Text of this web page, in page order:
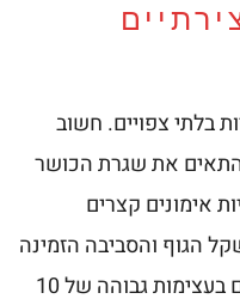
בלתי צפויים. חשוב
את שגרת הכושר
אימונים קצרים
הגוף והסביבה הזמינה
לטובתכם. צרו רשימה של אימונים בעצימות גבוהה של 10